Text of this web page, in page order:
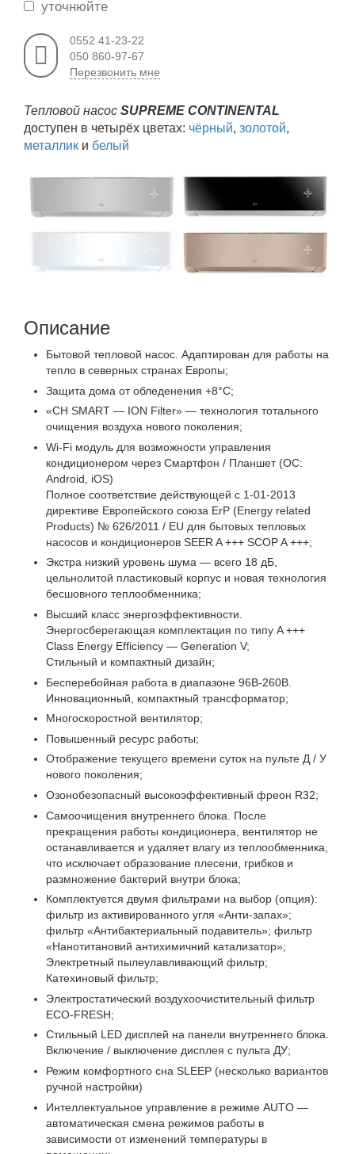
уточнюйте
0552 41-23-22
050 860-97-67
Перезвонить мне
Тепловой насос SUPREME CONTINENTAL
доступен в четырёх цветах: чёрный, золотой,
металлик и белый
Описание
Бытовой тепловой насос. Адаптирован для работы на
тепло в северных странах Европы;
Защита дома от обледенения +8°C;
«CH SMART — ION Filter» — технология тотального
очищения воздуха нового поколения;
Wi-Fi модуль для возможности управления
кондиционером через Смартфон / Планшет (ОС:
Android, iOS)
Полное соответствие действующей c 1-01-2013
директиве Европейского союза ErP (Energy related
Products) № 626/2011 / EU для бытовых тепловых
насосов и кондиционеров SEER A +++ SCOP A +++;
Экстра низкий уровень шума — всего 18 дБ,
цельнолитой пластиковый корпус и новая технология
бесшовного теплообменника;
Высший класс энергоэффективности.
Энергосберегающая комплектация по типу A +++
Class Energy Efficiency — Generation V;
Стильный и компактный дизайн;
Бесперебойная работа в диапазоне 96В-260В.
Инновационный, компактный трансформатор;
Многоскоростной вентилятор;
Повышенный ресурс работы;
Отображение текущего времени суток на пульте Д / У
нового поколения;
Озонобезопасный высокоэффективный фреон R32;
Самоочищения внутреннего блока. После
прекращения работы кондиционера, вентилятор не
останавливается и удаляет влагу из теплообменника,
что исключает образование плесени, грибков и
размножение бактерий внутри блока;
Комплектуется двумя фильтрами на выбор (опция):
фильтр из активированного угля «Анти-запах»;
фильтр «Антибактериальный подавитель»; фильтр
«Нанотитановий антихимичний катализатор»;
Электретный пылеулавливающий фильтр;
Катехиновый фильтр;
Электростатический воздухоочистительный фильтр
ЕСО-FRESH;
Стильный LED дисплей на панели внутреннего блока.
Включение / выключение дисплея с пульта ДУ;
Режим комфортного сна SLЕЕР (несколько вариантов
ручной настройки)
Интеллектуальное управление в режиме AUTO —
автоматическая смена режимов работы в
зависимости от изменений температуры в